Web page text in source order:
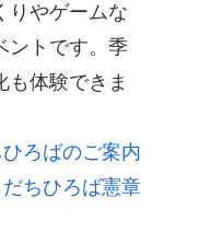
りやゲームな
ントです。季
も体験できま
ろばのご案内
だちひろば憲章